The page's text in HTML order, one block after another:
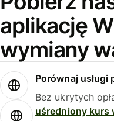
aplikację
wymiany
Porównaj
Bez ukrytych
uśredniony kurs